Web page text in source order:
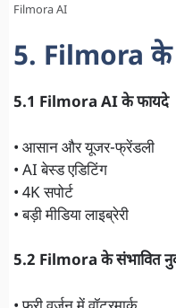
Filmora AI
5. Filmora के
5.1 Filmora AIके फायदे
• आसान और यूजर-फ्रेंडली
• AI बेस्ड एडिटिंग
• 4K सपोर्ट
• बड़ी मीडिया लाइब्रेरी
5.2 Filmora के संभावित